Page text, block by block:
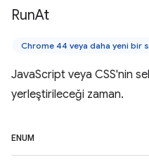
RunAt
Chrome 44 veya daha yeni bir
JavaScript veya CSS'nin
yerleştirileceği zaman.
ENUM